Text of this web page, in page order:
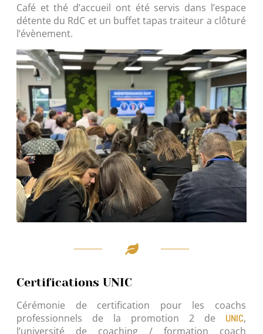
Café et thé d’accueil ont été servis dans l’espace
détente du RdC et un buffet tapas traiteur a clôturé
l’évènement.
Certifications UNIC
Cérémonie de certification pour les coachs
professionnels de la promotion 2 de
UNIC,
l’université de coaching / formation coach